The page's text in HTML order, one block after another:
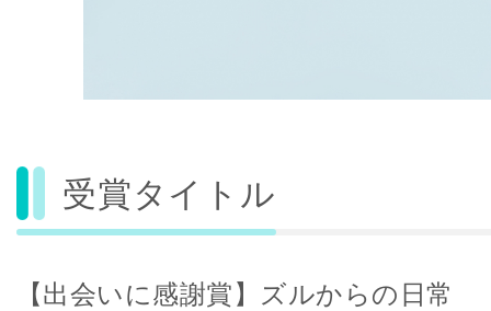
受賞タイトル
【出会いに感謝賞】ズルからの日常